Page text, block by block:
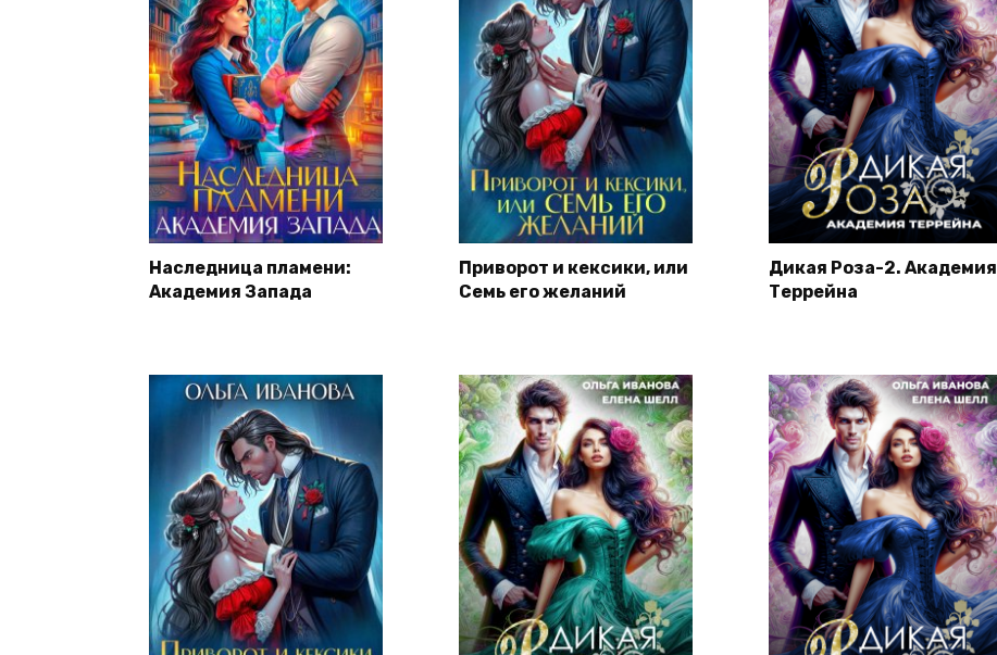
Наследница пламени:
Академия Запада
Приворот и кексики, или
Семь его желаний
Дикая Роза-2. Академия
Террейна